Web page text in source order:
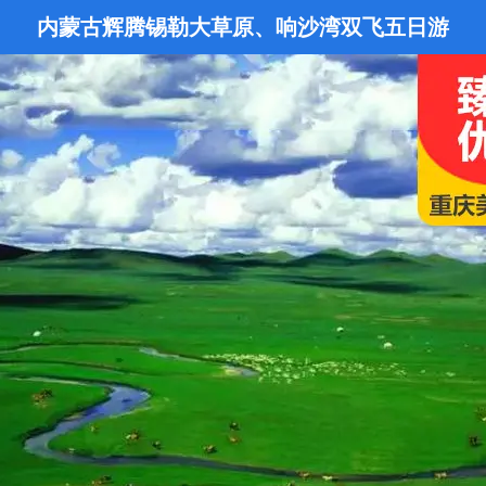
内蒙古辉腾锡勒大草原、响沙湾双飞五日游